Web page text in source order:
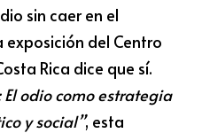
sin caer en el
exposición del Centro
Rica dice que sí.
El odio como estrategia
y social”, esta